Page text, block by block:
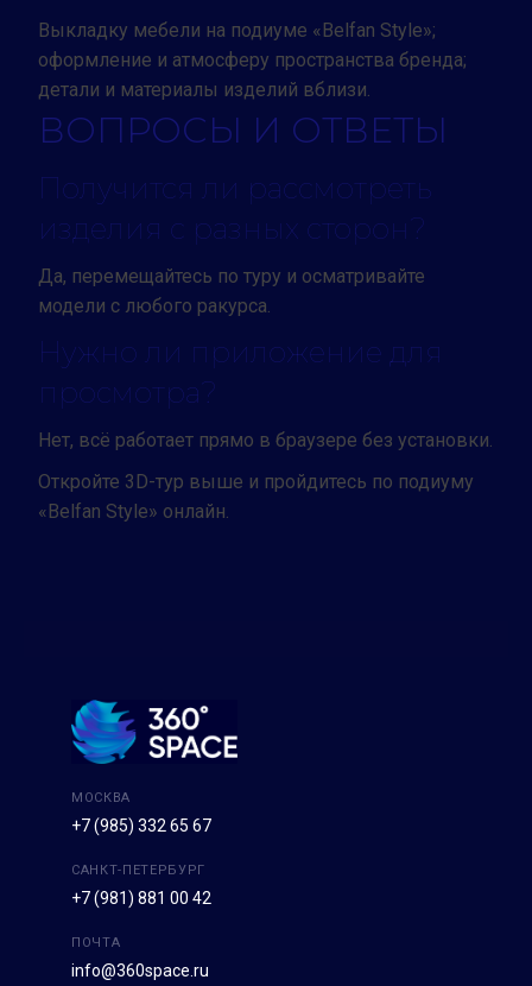
Выкладку мебели на подиуме «Belfan Style»;
оформление и атмосферу пространства бренда;
детали и материалы изделий вблизи.
ВОПРОСЫ И ОТВЕТЫ
Получится ли рассмотреть
изделия с разных сторон?
Да, перемещайтесь по туру и осматривайте
модели с любого ракурса.
Нужно ли приложение для
просмотра?
Нет, всё работает прямо в браузере без установки.
Откройте 3D-тур выше и пройдитесь по подиуму
«Belfan Style» онлайн.
МОСКВА
+7 (985) 332 65 67
САНКТ-ПЕТЕРБУРГ
+7 (981) 881 00 42
ПОЧТА
info@360space.ru